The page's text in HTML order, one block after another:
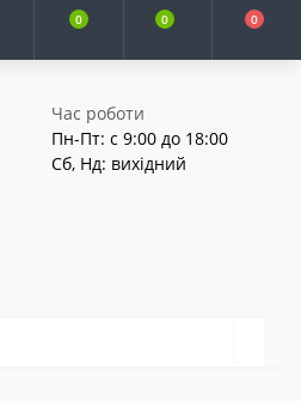
0 0 0
Час роботи
Пн-Пт: с 9:00 до 18:00
Сб, Нд: вихідний